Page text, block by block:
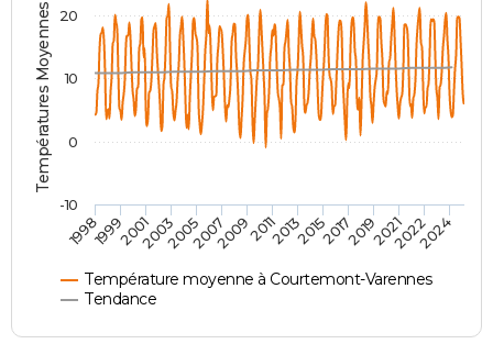
Destinations
City break
Voyage nature
Voyage de noces
Forum
Climat
PHOTO
GUIDES D'ACHAT
BONS PLANS
CARTE DE VOEUX
Carte de Noël
Carte Bonne année
Carte Saint-Valentin
Carte Pâques
Carte d'anniversaire
DICTIONNAIRE
Dictionnaire
Biographies
Citations
Expressions
Proverbes
PROGRAMME TV
COPAINS D'AVANT
S'inscrire
Se connecter
Lycées
Collèges
Primaires
Universités
Entreprises
Service militaire
Avis de recherche
AVIS DE DÉCÈS
Températures Moyennes ( °C )
Température moyenne à Courtemont-Varennes
Tendance
199819992001200320052007200920112013201520172019202120222024
0
10
20
-10